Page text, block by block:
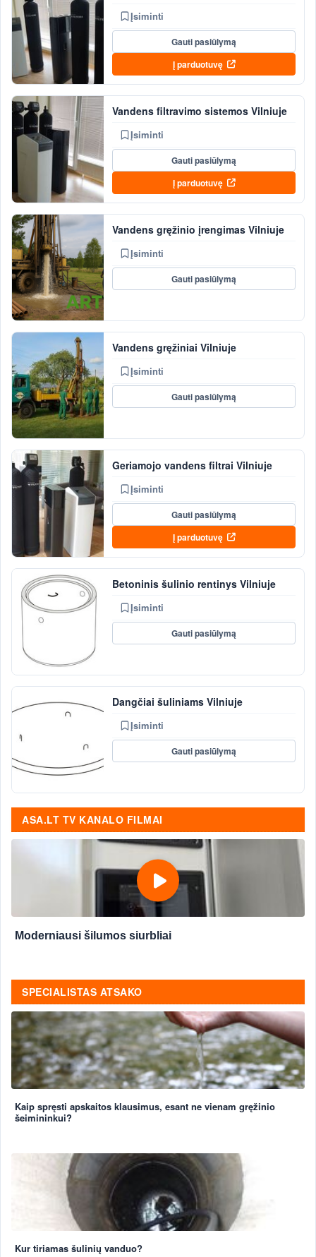
Įsiminti
Gauti pasiūlymą
Į parduotuvę
Vandens filtravimo sistemos Vilniuje
Įsiminti
Gauti pasiūlymą
Į parduotuvę
Vandens gręžinio įrengimas Vilniuje
Įsiminti
Gauti pasiūlymą
Vandens gręžiniai Vilniuje
Įsiminti
Gauti pasiūlymą
Geriamojo vandens filtrai Vilniuje
Įsiminti
Gauti pasiūlymą
Į parduotuvę
Betoninis šulinio rentinys Vilniuje
Įsiminti
Gauti pasiūlymą
Dangčiai šuliniams Vilniuje
Įsiminti
Gauti pasiūlymą
ASA.LT TV KANALO FILMAI
Moderniausi šilumos siurbliai
SPECIALISTAS ATSAKO
Kaip spręsti apskaitos klausimus, esant ne vienam gręžinio
šeimininkui?
Kur tiriamas šulinių vanduo?